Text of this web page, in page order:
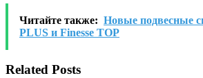
Читайте также: Новые подвесные
PLUS и Finesse TOP
Related Posts